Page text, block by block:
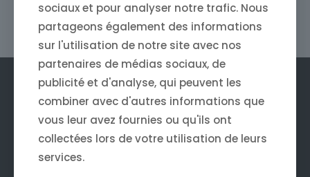
WordPress, vous ouvrez de nouvelles perspectives
et valorisez vos compétences.
Accueil
Audit seo
Blog
sociaux et pour analyser notre trafic. Nous
partageons également des informations
sur l'utilisation de notre site avec nos
partenaires de médias sociaux, de
publicité et d'analyse, qui peuvent les
combiner avec d'autres informations que
vous leur avez fournies ou qu'ils ont
collectées lors de votre utilisation de leurs
services.